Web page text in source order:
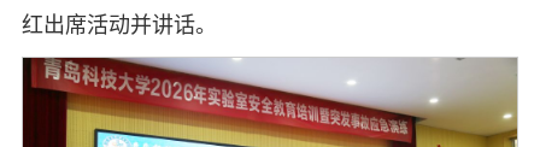
红出席活动并讲话。